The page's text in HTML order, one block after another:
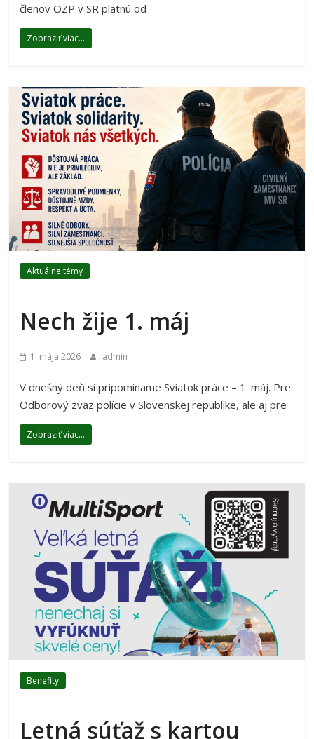
členov OZP v SR platnú od
Zobraziť viac...
Aktuálne témy
Nech žije 1. máj
1. mája 2026 admin
V dnešný deň si pripomíname Sviatok práce – 1. máj. Pre
Odborový zväz polície v Slovenskej republike, ale aj pre
Zobraziť viac...
Benefity
Letná súťaž s kartou